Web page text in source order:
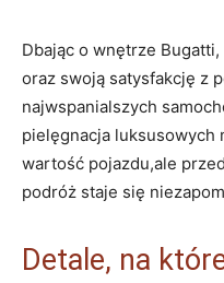
Dbając o wnętrze
oraz swoją satysfakcję z
najwspanialszych
pielęgnacja luksusowych
wartość pojazdu,ale
podróż staje się
Detale, na